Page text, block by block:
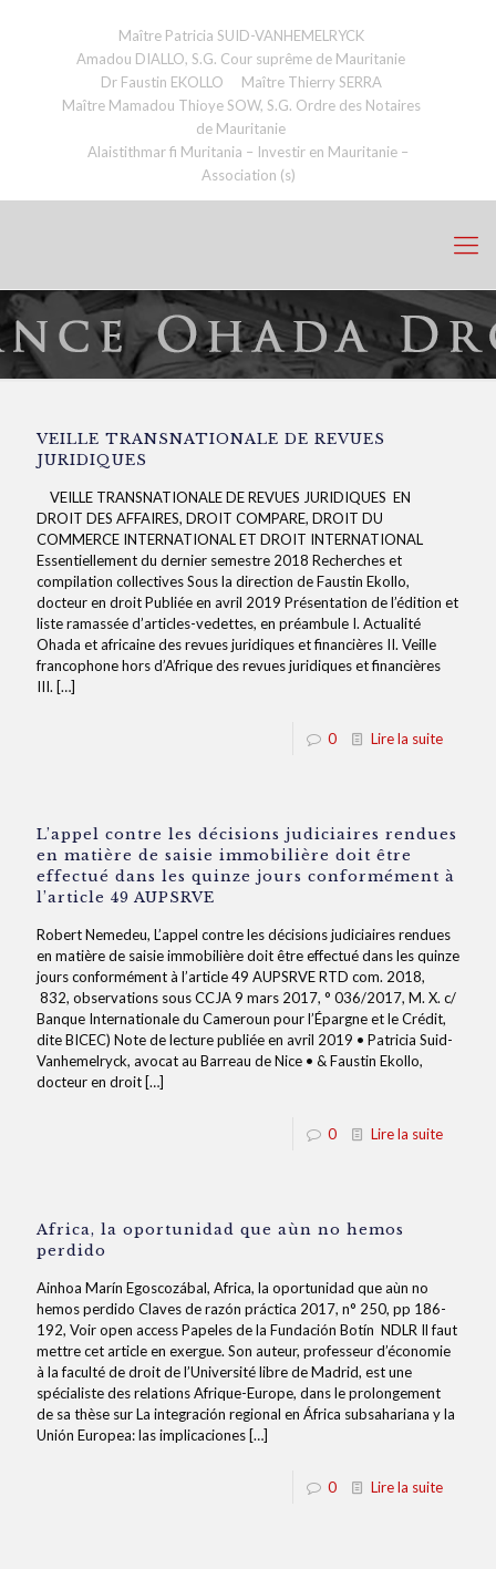
Maître Patricia SUID-VANHEMELRYCK
Amadou DIALLO, S.G. Cour suprême de Mauritanie
Dr Faustin EKOLLO
Maître Thierry SERRA
Maître Mamadou Thioye SOW, S.G. Ordre des Notaires
de Mauritanie
Alaistithmar fi Muritania – Investir en Mauritanie –
Association (s)
VEILLE TRANSNATIONALE DE REVUES
JURIDIQUES
VEILLE TRANSNATIONALE DE REVUES JURIDIQUES EN
DROIT DES AFFAIRES, DROIT COMPARE, DROIT DU
COMMERCE INTERNATIONAL ET DROIT INTERNATIONAL
Essentiellement du dernier semestre 2018 Recherches et
compilation collectives Sous la direction de Faustin Ekollo,
docteur en droit Publiée en avril 2019 Présentation de l’édition et
liste ramassée d’articles-vedettes, en préambule I. Actualité
Ohada et africaine des revues juridiques et financières II. Veille
francophone hors d’Afrique des revues juridiques et financières
III. […]
0 Lire la suite
L’appel contre les décisions judiciaires rendues
en matière de saisie immobilière doit être
effectué dans les quinze jours conformément à
l’article 49 AUPSRVE
Robert Nemedeu, L’appel contre les décisions judiciaires rendues
en matière de saisie immobilière doit être effectué dans les quinze
jours conformément à l’article 49 AUPSRVE RTD com. 2018,
832, observations sous CCJA 9 mars 2017, ° 036/2017, M. X. c/
Banque Internationale du Cameroun pour l’Épargne et le Crédit,
dite BICEC) Note de lecture publiée en avril 2019 • Patricia Suid-
Vanhemelryck, avocat au Barreau de Nice • & Faustin Ekollo,
docteur en droit […]
0 Lire la suite
Africa, la oportunidad que aùn no hemos
perdido
Ainhoa Marín Egoscozábal, Africa, la oportunidad que aùn no
hemos perdido Claves de razón práctica 2017, n° 250, pp 186-
192, Voir open access Papeles de la Fundación Botín NDLR Il faut
mettre cet article en exergue. Son auteur, professeur d’économie
à la faculté de droit de l’Université libre de Madrid, est une
spécialiste des relations Afrique-Europe, dans le prolongement
de sa thèse sur La integración regional en África subsahariana y la
Unión Europea: las implicaciones […]
0 Lire la suite